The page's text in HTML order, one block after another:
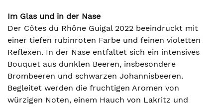
Im Glas und in der Nase
Der Côtes du Rhône Guigal 2022 beeindruckt mit
einer tiefen rubinroten Farbe und feinen violetten
Reflexen. In der Nase entfaltet sich ein intensives
Bouquet aus dunklen Beeren, insbesondere
Brombeeren und schwarzen Johannisbeeren.
Begleitet werden die fruchtigen Aromen von
würzigen Noten, einem Hauch von Lakritz und